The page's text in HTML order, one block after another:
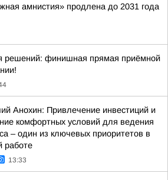
амнистия» продлена до 2031 года
решений: финишная прямая приёмной
Анохин: Привлечение инвестиций и
комфортных условий для ведения
– один из ключевых приоритетов в
работе
13:33